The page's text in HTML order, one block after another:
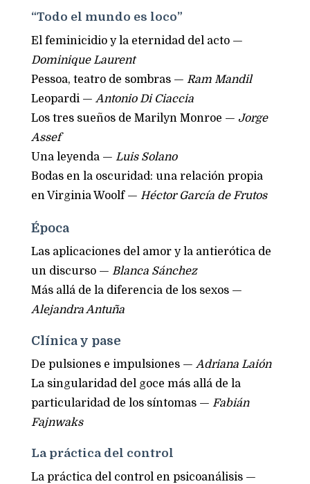
“Todo el mundo es loco”
El feminicidio y la eternidad del acto —
Dominique Laurent
Pessoa, teatro de sombras — Ram Mandil
Leopardi — Antonio Di Ciaccia
Los tres sueños de Marilyn Monroe — Jorge
Assef
Una leyenda — Luis Solano
Bodas en la oscuridad: una relación propia
en Virginia Woolf — Héctor García de Frutos
Época
Las aplicaciones del amor y la antierótica de
un discurso — Blanca Sánchez
Más allá de la diferencia de los sexos —
Alejandra Antuña
Clínica y pase
De pulsiones e impulsiones — Adriana Laión
La singularidad del goce más allá de la
particularidad de los síntomas — Fabián
Fajnwaks
La práctica del control
La práctica del control en psicoanálisis —